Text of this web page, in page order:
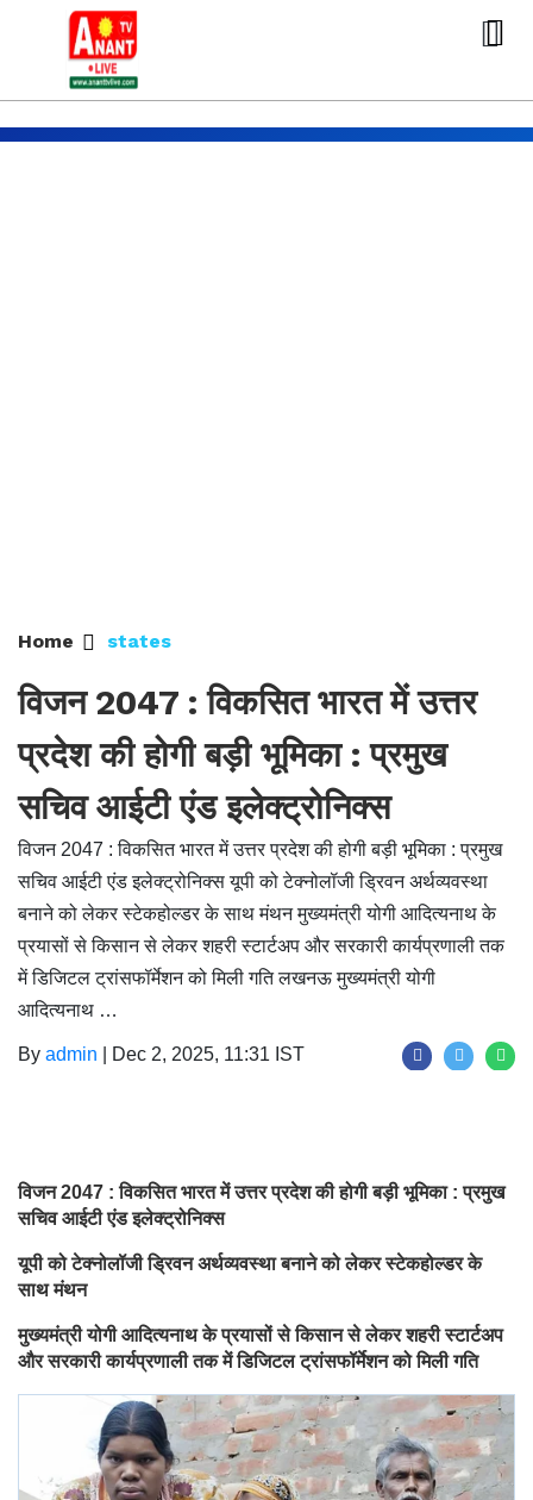
Home states
विजन 2047 : विकसित भारत में उत्तर
प्रदेश की होगी बड़ी भूमिका : प्रमुख
सचिव आईटी एंड इलेक्ट्रोनिक्स
विजन 2047 : विकसित भारत में उत्तर प्रदेश की होगी बड़ी भूमिका : प्रमुख
सचिव आईटी एंड इलेक्ट्रोनिक्स यूपी को टेक्नोलॉजी ड्रिवन अर्थव्यवस्था
बनाने को लेकर स्टेकहोल्डर के साथ मंथन मुख्यमंत्री योगी आदित्यनाथ के
प्रयासों से किसान से लेकर शहरी स्टार्टअप और सरकारी कार्यप्रणाली तक
में डिजिटल ट्रांसफॉर्मेशन को मिली गति लखनऊ मुख्यमंत्री योगी
आदित्यनाथ …
By admin Dec 2, 2025, 11:31 IST
विजन 2047 : विकसित भारत में उत्तर प्रदेश की होगी बड़ी भूमिका : प्रमुख
सचिव आईटी एंड इलेक्ट्रोनिक्स
यूपी को टेक्नोलॉजी ड्रिवन अर्थव्यवस्था बनाने को लेकर स्टेकहोल्डर के
साथ मंथन
मुख्यमंत्री योगी आदित्यनाथ के प्रयासों से किसान से लेकर शहरी स्टार्टअप
और सरकारी कार्यप्रणाली तक में डिजिटल ट्रांसफॉर्मेशन को मिली गति